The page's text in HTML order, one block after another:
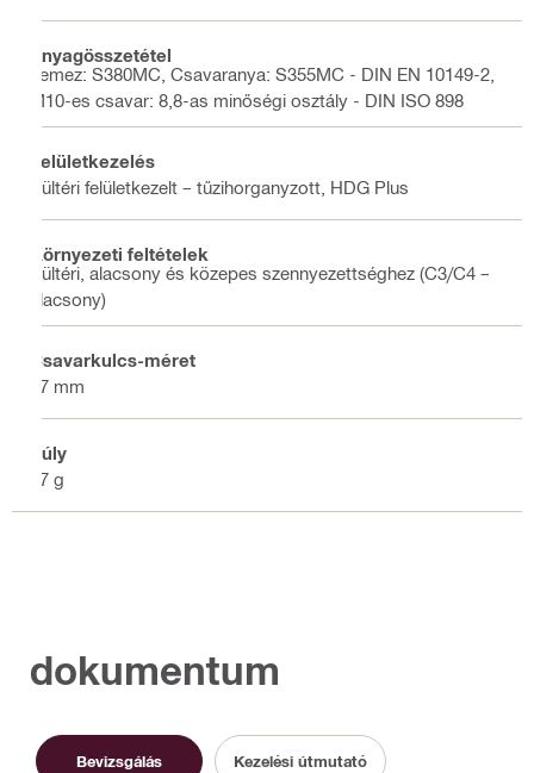
Anyagösszetétel
Lemez: S380MC, Csavaranya: S355MC - DIN EN 10149-2,
M10-es csavar: 8,8-as minőségi osztály - DIN ISO 898
Felületkezelés
Kültéri felületkezelt – tűzihorganyzott, HDG Plus
Környezeti feltételek
Kültéri, alacsony és közepes szennyezettséghez (C3/C4 –
alacsony)
Csavarkulcs-méret
17 mm
Súly
67 g
dokumentum
Bevizsgálás Kezelési útmutató